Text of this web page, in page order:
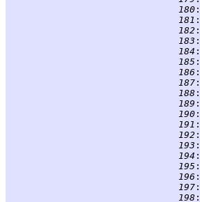
180 :
181 :
182 :
183 :
184 :
185 :
186 :
187 :
188 :
189 :
190 :
191 :
192 :
193 :
194 :
195 :
196 :
197 :
198 :